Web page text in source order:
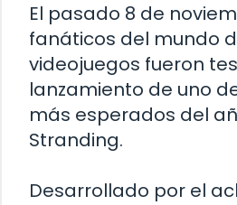
El pasado 8 de
fanáticos del mundo
videojuegos fueron
lanzamiento de uno
más esperados del
Stranding.
Desarrollado por el